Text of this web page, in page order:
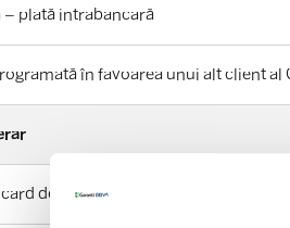
plată intrabancară
în favoarea unui alt client al
de debit